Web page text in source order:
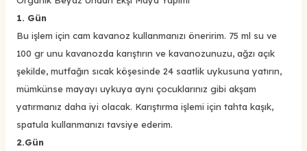
1. Gün
Bu işlem için cam kavanoz kullanmanızı öneririm. 75 ml su ve
100 gr unu kavanozda karıştırın ve kavanozunuzu, ağzı açık
şekilde, mutfağın sıcak köşesinde 24 saatlik uykusuna yatırın,
mümkünse mayayı uykuya aynı çocuklarınız gibi akşam
yatırmanız daha iyi olacak. Karıştırma işlemi için tahta kaşık,
spatula kullanmanızı tavsiye ederim.
2.Gün